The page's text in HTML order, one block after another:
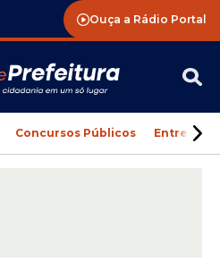
Ouça a Rádio Portal
Concursos Públicos